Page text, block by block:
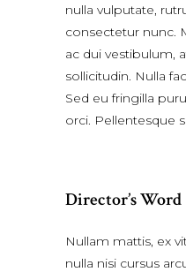
nulla vulputate,
consectetur nunc.
ac dui vestibulum,
sollicitudin. Nulla
Sed eu fringilla
orci. Pellentesque
Director’s Word
Nullam mattis, ex
nulla nisi cursus